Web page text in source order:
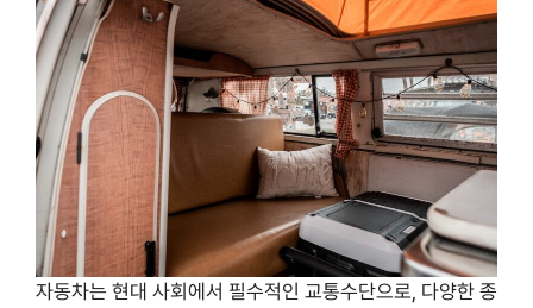
자동차는 현대 사회에서 필수적인 교통수단으로, 다양한 종